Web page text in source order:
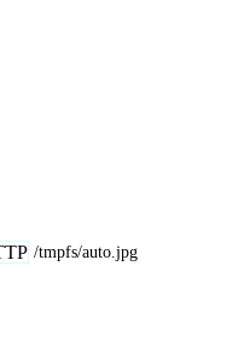
/tmpfs/auto.jpg